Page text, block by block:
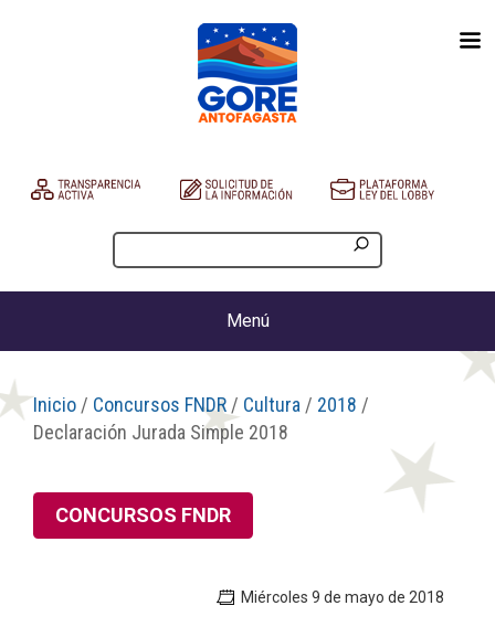
Menú
Inicio / Concursos FNDR / Cultura / 2018 /
Declaración Jurada Simple 2018
CONCURSOS FNDR
Miércoles 9 de mayo de 2018